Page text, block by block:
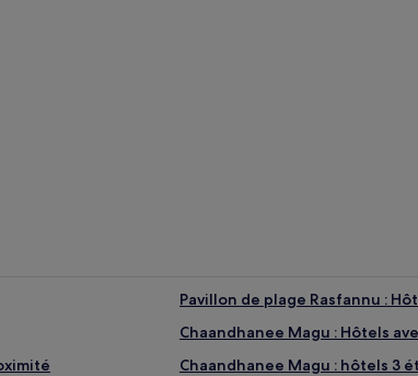
Pavillon de plage Rasfannu :
Chaandhanee Magu : Hôtels
Chaandhanee Magu : hôtels 3